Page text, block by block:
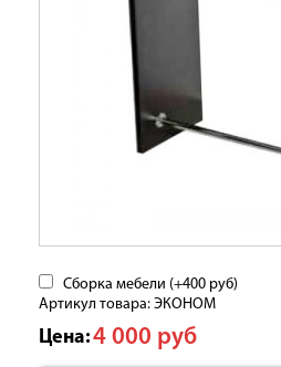
Сборка мебели (+400 руб)
Артикул товара: ЭКОНОМ
Цена:4 000 руб